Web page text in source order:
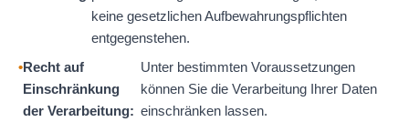
keine gesetzlichen Aufbewahrungspflichten
entgegenstehen.
Recht auf
Einschränkung
der Verarbeitung:
Unter bestimmten Voraussetzungen
können Sie die Verarbeitung Ihrer Daten
einschränken lassen.